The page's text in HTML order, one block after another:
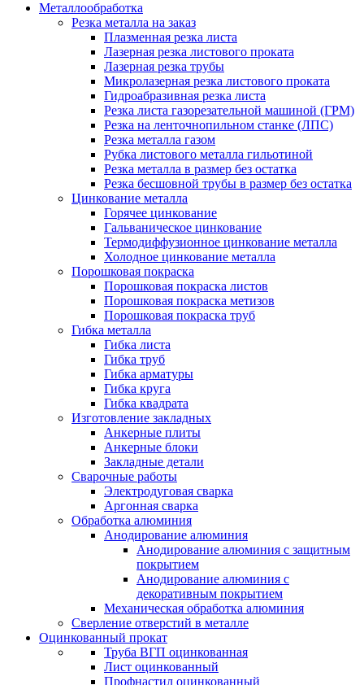
Металлообработка
Резка металла на заказ
Плазменная резка листа
Лазерная резка листового проката
Лазерная резка трубы
Микролазерная резка листового проката
Гидроабразивная резка листа
Резка листа газорезательной машиной (ГРМ)
Резка на ленточнопильном станке (ЛПС)
Резка металла газом
Рубка листового металла гильотиной
Резка металла в размер без остатка
Резка бесшовной трубы в размер без остатка
Цинкование металла
Горячее цинкование
Гальваническое цинкование
Термодиффузионное цинкование металла
Холодное цинкование металла
Порошковая покраска
Порошковая покраска листов
Порошковая покраска метизов
Порошковая покраска труб
Гибка металла
Гибка листа
Гибка труб
Гибка арматуры
Гибка круга
Гибка квадрата
Изготовление закладных
Анкерные плиты
Анкерные блоки
Закладные детали
Сварочные работы
Электродуговая сварка
Аргонная сварка
Обработка алюминия
Анодирование алюминия
Анодирование алюминия с защитным
покрытием
Анодирование алюминия с
декоративным покрытием
Механическая обработка алюминия
Сверление отверстий в металле
Оцинкованный прокат
Труба ВГП оцинкованная
Лист оцинкованный
Профнастил оцинкованный